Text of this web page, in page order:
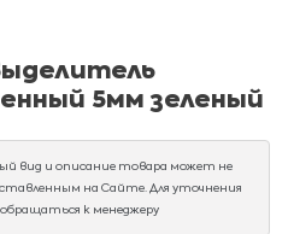
5мм зеленый
вид и описание товара может не
на Сайте. Для уточнения
к менеджеру